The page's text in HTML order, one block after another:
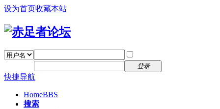
设为首页收藏本站
登录
快捷导航
HomeBBS
搜索